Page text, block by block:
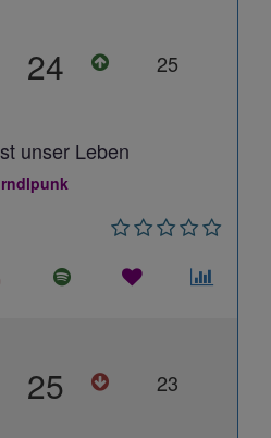
24 25
unser Leben
25 23